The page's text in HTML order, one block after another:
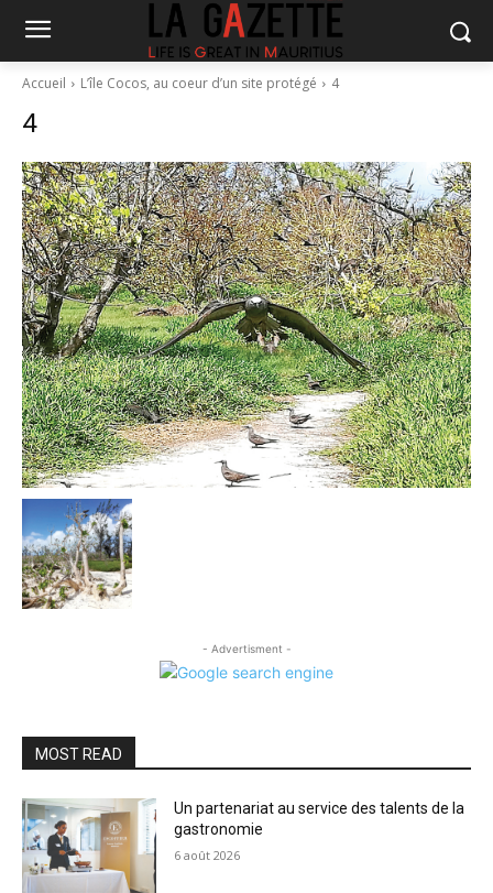
Accueil L’île Cocos, au coeur d’un site protégé 4
4
- Advertisment -
MOST READ
Un partenariat au service des talents de la
gastronomie
6 août 2026